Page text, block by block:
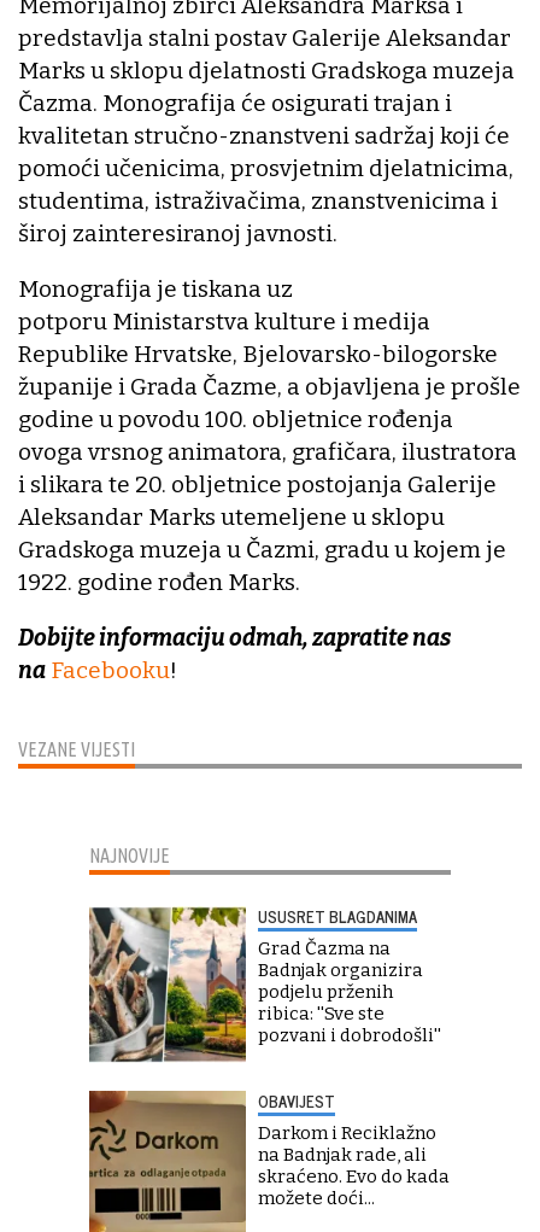
VEZANE VIJESTI
predstavlja stalni postav Galerije Aleksandar
Marks u sklopu djelatnosti Gradskoga muzeja
Čazma. Monografija će osigurati trajan i
kvalitetan stručno-znanstveni sadržaj koji će
pomoći učenicima, prosvjetnim djelatnicima,
studentima, istraživačima, znanstvenicima i
široj zainteresiranoj javnosti.
Monografija je tiskana uz
potporu Ministarstva kulture i medija
Republike Hrvatske, Bjelovarsko-bilogorske
županije i Grada Čazme, a objavljena je prošle
godine u povodu 100. obljetnice rođenja
ovoga vrsnog animatora, grafičara, ilustratora
i slikara te 20. obljetnice postojanja Galerije
Aleksandar Marks utemeljene u sklopu
Gradskoga muzeja u Čazmi, gradu u kojem je
1922. godine rođen Marks.
Dobijte informaciju odmah, zapratite nas
na Facebooku!
NAJNOVIJE
USUSRET BLAGDANIMA
Grad Čazma na
Badnjak organizira
podjelu prženih
ribica: ''Sve ste
pozvani i dobrodošli''
OBAVIJEST
Darkom i Reciklažno
na Badnjak rade, ali
skraćeno. Evo do kada
možete doći...